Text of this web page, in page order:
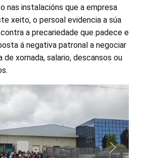
nas instalacións que a empresa
xeito, o persoal evidencia a súa
a precariedade que padece e
á negativa patronal a negociar
de xornada, salario, descansos ou